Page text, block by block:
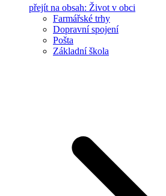
přejít na obsah: Život v obci
Farmářské trhy
Dopravní spojení
Pošta
Základní škola